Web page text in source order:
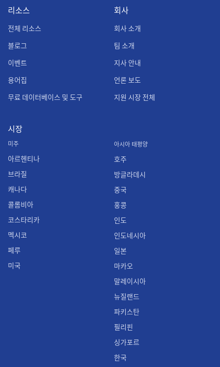
리소스
전체 리소스
블로그
이벤트
용어집
무료 데이터베이스 및 도구
회사
회사 소개
팀 소개
지사 안내
언론 보도
지원 시장 전체
시장
미주
아르헨티나
브라질
캐나다
콜롬비아
코스타리카
멕시코
페루
미국
아시아 태평양
호주
방글라데시
중국
홍콩
인도
인도네시아
일본
마카오
말레이시아
뉴질랜드
파키스탄
필리핀
싱가포르
한국